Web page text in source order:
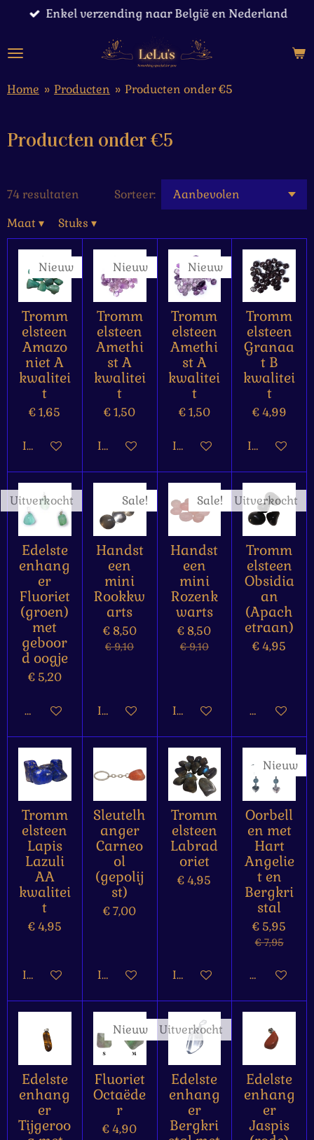
naar
hoofdinhoud
Enkel verzending naar België en Nederland
Home » Producten » Producten onder €5
Producten onder €5
74 resultaten
Sorteer:
Maat ▾ Stuks ▾
Nieuw
Tromm
elsteen
Amazo
niet A
kwalitei
t
€ 1,65
In winkelwagen
Nieuw
Tromm
elsteen
Amethi
st A
kwalitei
t
€ 1,50
In winkelwagen
Nieuw
Tromm
elsteen
Amethi
st A
kwalitei
t
€ 1,50
In winkelwagen
Tromm
elsteen
Granaa
t B
kwalitei
t
€ 4,99
In
Uitverkocht
Edelste
enhang
er
Fluoriet
(groen)
met
geboor
d oogje
€ 5,20
Houd mij op de hoogte
Sale!
Handst
een
mini
Rookkw
arts
€ 8,50
€ 9,10
In winkelwagen
Sale!
Handst
een
mini
Rozenk
warts
€ 8,50
€ 9,10
In winkelwagen
Uitverkocht
Tromm
elsteen
Obsidia
an
(Apach
etraan)
€ 4,95
Houd mij
Tromm
elsteen
Lapis
Lazuli
AA
kwalitei
t
€ 4,95
In winkelwagen
Sleutelh
anger
Carneo
ol
(gepolij
st)
€ 7,00
In winkelwagen
Tromm
elsteen
Labrad
oriet
€ 4,95
In winkelwagen
Nieuw
Oorbell
en met
Hart
Angelie
t en
Bergkri
stal
€ 5,95
€ 7,95
Houd mij
Edelste
enhang
er
Tijgeroo
Nieuw
Fluoriet
Octaëde
r
€ 4,90
Uitverkocht
Edelste
enhang
er
Bergkri
Edelste
enhang
er
Jaspis